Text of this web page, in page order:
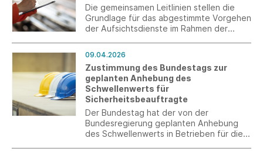
Die gemeinsamen Leitlinien stellen die
Grundlage für das abgestimmte Vorgehen
der Aufsichtsdienste im Rahmen der
09.04.2026
Zustimmung des Bundestags zur
geplanten Anhebung des
Schwellenwerts für
Sicherheitsbeauftragte
Der Bundestag hat der von der
Bundesregierung geplanten Anhebung
des Schwellenwerts in Betrieben für die